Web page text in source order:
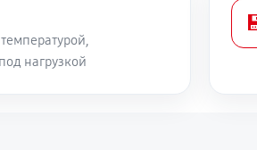
нагрузкой